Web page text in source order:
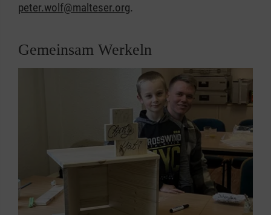
peter.wolf@malteser.org.
Gemeinsam Werkeln